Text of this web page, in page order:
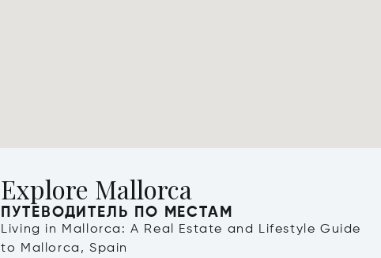
Explore Mallorca
ПУТЕВОДИТЕЛЬ ПО МЕСТАМ
Living in Mallorca: A Real Estate and Lifestyle Guide
to Mallorca, Spain